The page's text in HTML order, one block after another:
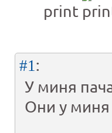
print
#1 :
У миня
Они у